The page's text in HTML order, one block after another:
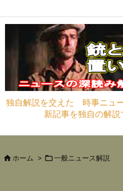
独自解説を交えた 時事ニュ
新記事を独自の解説
 ホーム >  一般ニュース解説